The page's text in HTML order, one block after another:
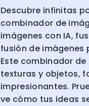
Descubre infinitas
combinador de
imágenes con IA,
fusión de imágenes
Este combinador
texturas y objetos,
impresionantes.
ve cómo tus ideas